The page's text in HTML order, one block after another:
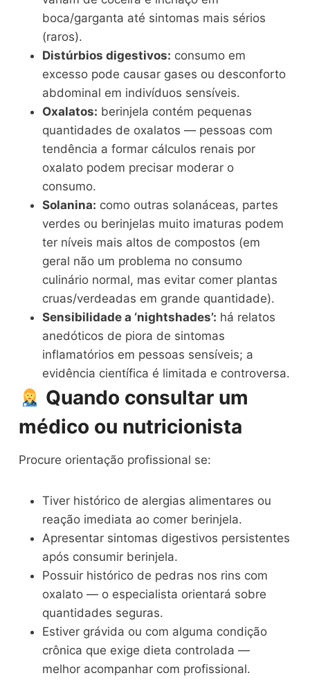
boca/garganta até sintomas mais sérios
(raros).
Distúrbios digestivos: consumo em
excesso pode causar gases ou desconforto
abdominal em indivíduos sensíveis.
Oxalatos: berinjela contém pequenas
quantidades de oxalatos — pessoas com
tendência a formar cálculos renais por
oxalato podem precisar moderar o
consumo.
Solanina: como outras solanáceas, partes
verdes ou berinjelas muito imaturas podem
ter níveis mais altos de compostos (em
geral não um problema no consumo
culinário normal, mas evitar comer plantas
cruas/verdeadas em grande quantidade).
Sensibilidade a ‘nightshades’: há relatos
anedóticos de piora de sintomas
inflamatórios em pessoas sensíveis; a
evidência científica é limitada e controversa.
Quando consultar um
médico ou nutricionista
Procure orientação profissional se:
Tiver histórico de alergias alimentares ou
reação imediata ao comer berinjela.
Apresentar sintomas digestivos persistentes
após consumir berinjela.
Possuir histórico de pedras nos rins com
oxalato — o especialista orientará sobre
quantidades seguras.
Estiver grávida ou com alguma condição
crônica que exige dieta controlada —
melhor acompanhar com profissional.